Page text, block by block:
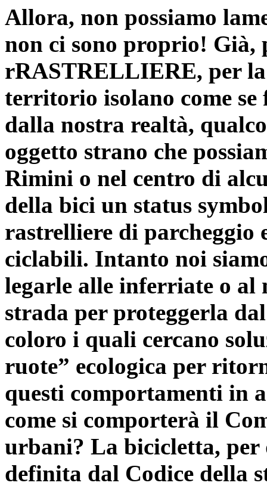
Allora, non possiamo
non ci sono proprio! Già,
rRASTRELLIERE, per
territorio isolano come se
dalla nostra realtà,
oggetto strano che
Rimini o nel centro di
della bici un status
rastrelliere di parcheggio
ciclabili. Intanto noi
legarle alle inferriate o al
strada per proteggerla
coloro i quali cercano
ruote” ecologica per
questi comportamenti in
come si comporterà il
urbani? La bicicletta, per
definita dal Codice della